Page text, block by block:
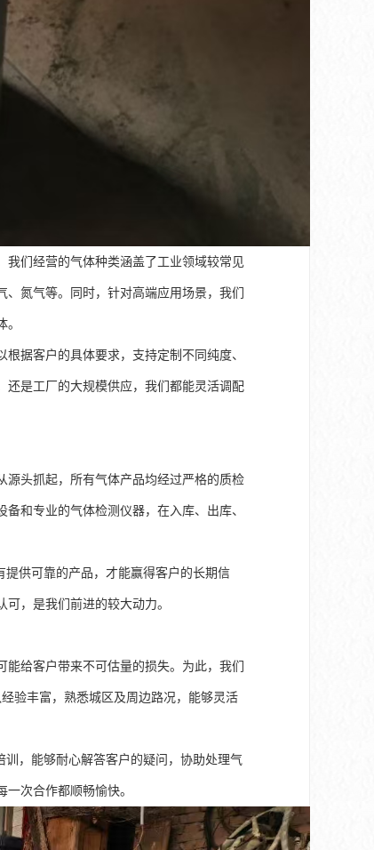
我们经营的气体种类涵盖了工业领域较常见
氮气等。同时，针对高端应用场景，我们
据客户的具体要求，支持定制不同纯度、
还是工厂的大规模供应，我们都能灵活调配
源头抓起，所有气体产品均经过严格的质检
和专业的气体检测仪器，在入库、出库、
供可靠的产品，才能赢得客户的长期信
，是我们前进的较大动力。
给客户带来不可估量的损失。为此，我们
验丰富，熟悉城区及周边路况，能够灵活
训，能够耐心解答客户的疑问，协助处理气
次合作都顺畅愉快。